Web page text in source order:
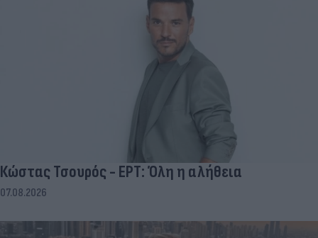
Κώστας Τσουρός - ΕΡΤ: Όλη η αλήθεια
07.08.2026